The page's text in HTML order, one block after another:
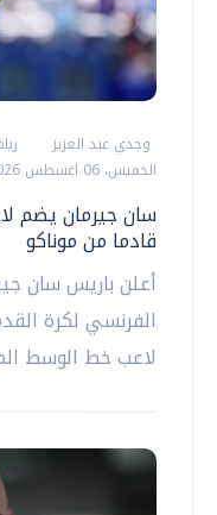
وجدي عبد العزيز
الخميس، 06 اغسطس 2026 11:32 م
سان جيرمان يضم
قادما من موناكو
أعلن باريس سان
الفرنسي لكرة
لاعب خط الوسط